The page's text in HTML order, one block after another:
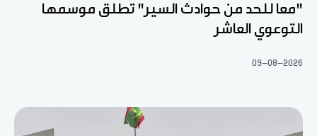
"معا للحد من حوادث السير" تطلق موسمها
التوعوي العاشر
09-08-2026